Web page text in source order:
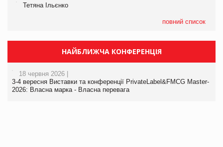
Тетяна Ільєнко
повний список
НАЙБЛИЖЧА КОНФЕРЕНЦІЯ
18 червня 2026 |
3-4 вересня Виставки та конференції PrivateLabel&FMCG Master-
2026: Власна марка - Власна перевага